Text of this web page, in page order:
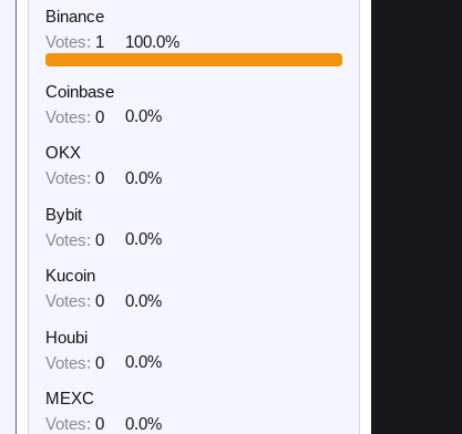
Binance
Votes: 1 100.0%
Coinbase
Votes: 0
0.0%
OKX
Votes: 0
0.0%
Bybit
Votes: 0
0.0%
Kucoin
Votes: 0
0.0%
Houbi
Votes: 0
0.0%
MEXC
Votes: 0
0.0%